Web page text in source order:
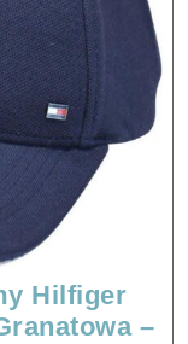
Hilfiger
–